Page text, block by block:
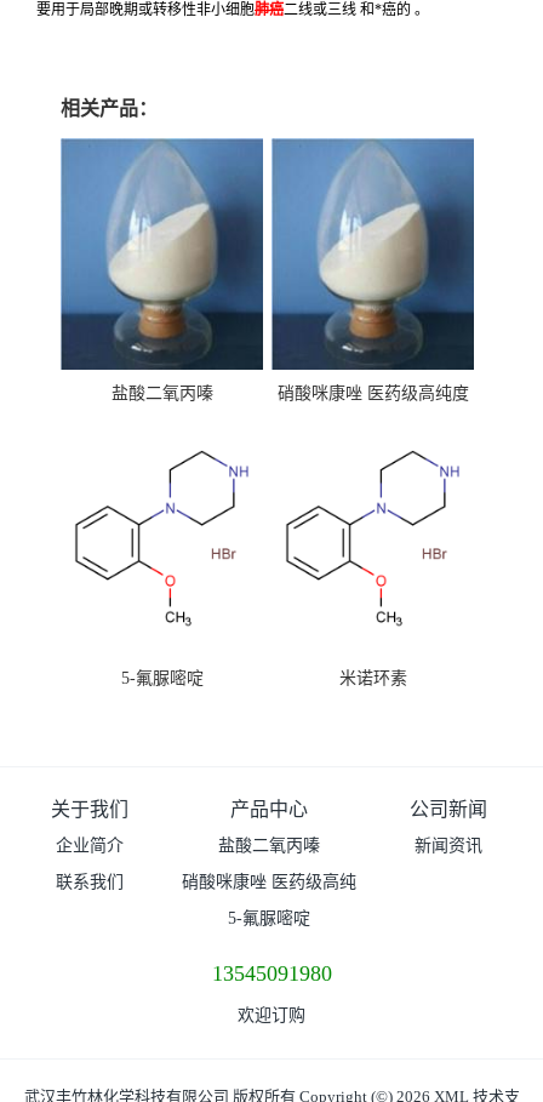
要用于局部晚期或转移性非小细胞肺癌二线或三线 和*癌的 。
相关产品：
盐酸二氧丙嗪
硝酸咪康唑 医药级高纯度
5-氟脲嘧啶 米诺环素
关于我们
企业简介
联系我们
产品中心
盐酸二氧丙嗪
硝酸咪康唑 医药级高纯
度99%原粉
5-氟脲嘧啶
公司新闻
新闻资讯
13545091980
欢迎订购
武汉丰竹林化学科技有限公司 版权所有 Copyright (©) 2026 XML技术支